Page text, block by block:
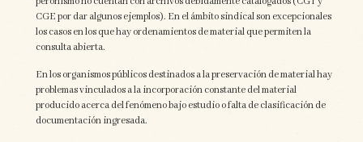
CGE por dar algunos ejemplos). En el ámbito sindical son excepcionales
los casos en los que hay ordenamientos de material que permiten la
consulta abierta.
En los organismos públicos destinados a la preservación de material hay
problemas vinculados a la incorporación constante del material
producido acerca del fenómeno bajo estudio o falta de clasificación de
documentación ingresada.